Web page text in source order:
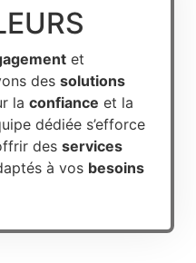
et
des solutions
la confiance et la
dédiée s’efforce
des services
à vos besoins